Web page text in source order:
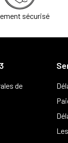
sécurisé
de